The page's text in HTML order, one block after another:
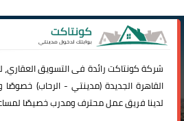
شركةكونتاكترائدة فى التسويق
القاهرة الجديدة (مدينتي -الرحاب) خصوصًا
لدينا فريق عمل محترف ومدرب خصيصًا